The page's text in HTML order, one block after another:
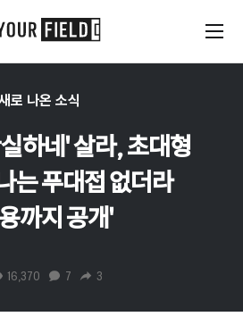
로 나온 소식
하네' 살라, 초대형
는 푸대접 없더라
까지 공개'
16,370 7 3